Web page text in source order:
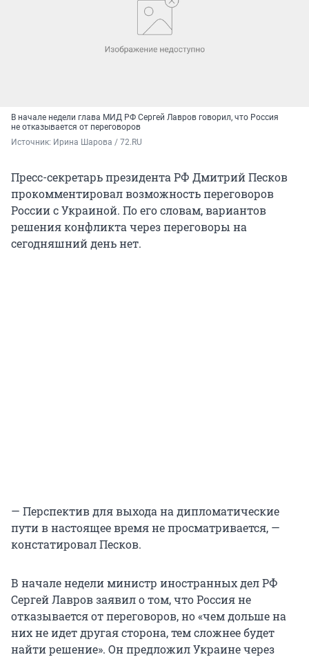
В начале недели глава МИД РФ Сергей Лавров говорил, что Россия
не отказывается от переговоров
Источник: Ирина Шарова / 72.RU
Пресс-секретарь президента РФ Дмитрий Песков
прокомментировал возможность переговоров
России с Украиной. По его словам, вариантов
решения конфликта через переговоры на
сегодняшний день нет.
— Перспектив для выхода на дипломатические
пути в настоящее время не просматривается, —
констатировал Песков.
В начале недели министр иностранных дел РФ
Сергей Лавров заявил о том, что Россия не
отказывается от переговоров, но «чем дольше на
них не идет другая сторона, тем сложнее будет
найти решение». Он предложил Украине через